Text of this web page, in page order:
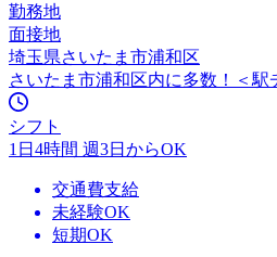
勤務地
面接地
埼玉県さいたま市浦和区
さいたま市浦和区内に多数！＜駅
シフト
1日4時間 週3日からOK
交通費支給
未経験OK
短期OK